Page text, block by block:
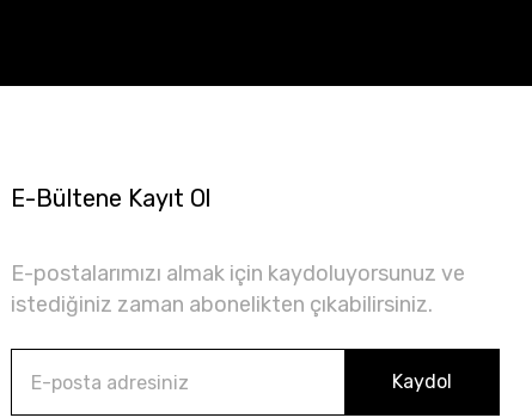
E-Bültene Kayıt Ol
E-postalarımızı almak için kaydoluyorsunuz ve
istediğiniz zaman abonelikten çıkabilirsiniz.
Kaydol